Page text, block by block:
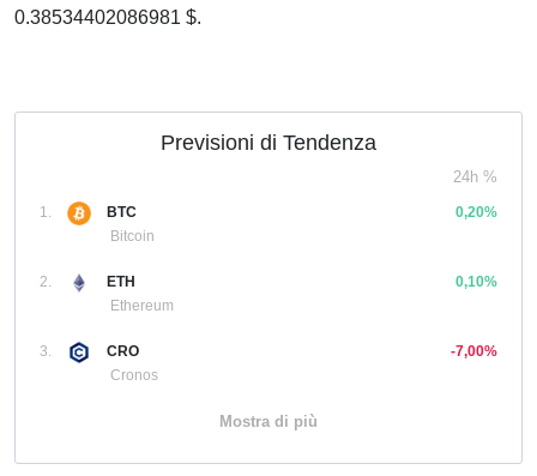
0.38534402086981 $.
Previsioni di Tendenza
24h %
1.
BTC
Bitcoin
0,20%
2.
ETH
Ethereum
0,10%
3.
CRO
Cronos
-7,00%
Mostra di più